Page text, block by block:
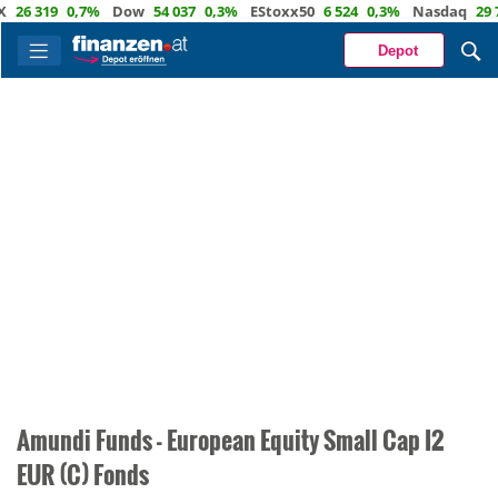
26 319 0,7% Dow 54 037 0,3% EStoxx50 6 524 0,3% Nasdaq 29
Depot
Amundi Funds - European Equity Small Cap I2
EUR (C) Fonds